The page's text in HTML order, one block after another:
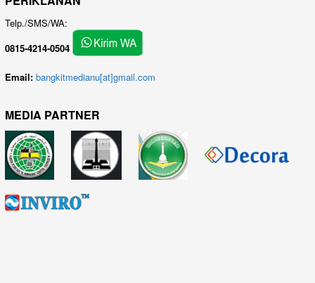
Telp./SMS/WA:
0815-4214-0504
Email: bangkitmedianu[at]gmail.com
MEDIA PARTNER